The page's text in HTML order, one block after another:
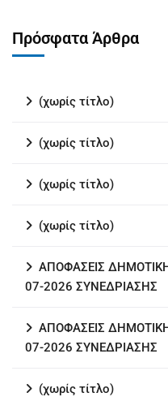
Πρόσφατα Άρθρα
(χωρίς τίτλο)
(χωρίς τίτλο)
(χωρίς τίτλο)
(χωρίς τίτλο)
ΑΠΟΦΑΣΕΙΣ
07-2026 ΣΥΝΕΔΡΙΑΣΗΣ
ΑΠΟΦΑΣΕΙΣ
07-2026 ΣΥΝΕΔΡΙΑΣΗΣ
(χωρίς τίτλο)